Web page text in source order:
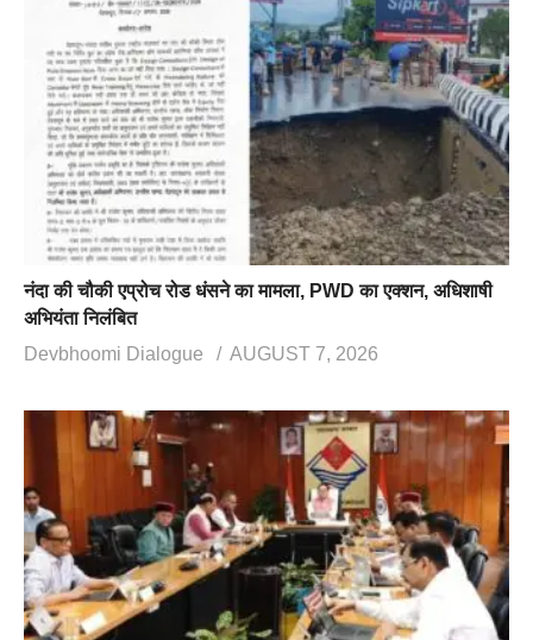
नंदा की चौकी एप्रोच रोड धंसने का मामला, PWD का एक्शन, अधिशाषी
अभियंता निलंबित
Devbhoomi Dialogue
AUGUST 7, 2026